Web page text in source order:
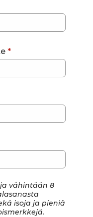
*
vähintään 8
isoja ja pieniä